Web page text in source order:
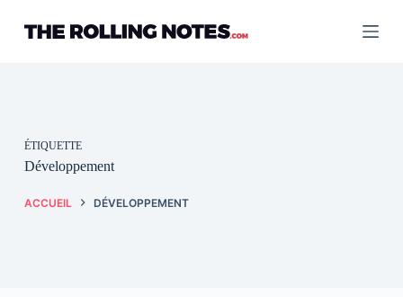
contenu
ÉTIQUETTE
Développement
ACCUEIL DÉVELOPPEMENT